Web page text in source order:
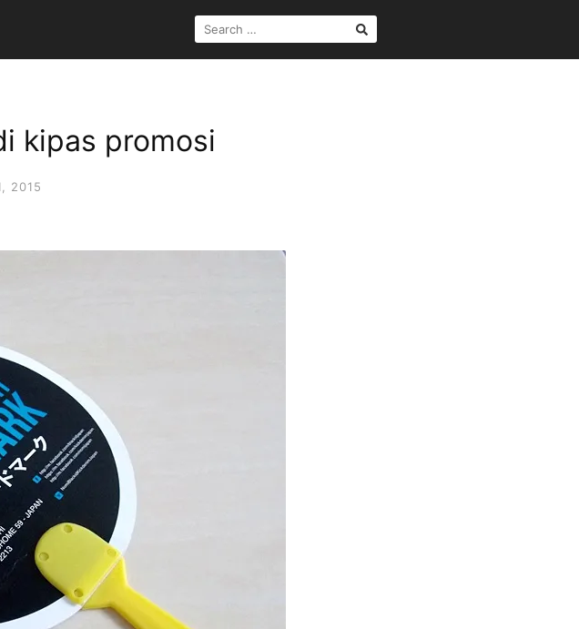
SEARCH
FOR:
kipas promosi
2015